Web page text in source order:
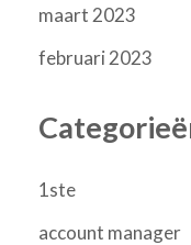
maart 2023
februari 2023
1ste
account manager